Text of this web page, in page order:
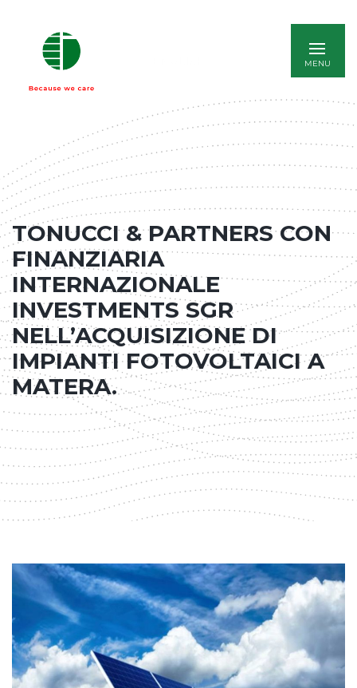
TONUCCI & PARTNERS CON
FINANZIARIA
INTERNAZIONALE
INVESTMENTS SGR
NELL’ACQUISIZIONE DI
IMPIANTI FOTOVOLTAICI A
MATERA.